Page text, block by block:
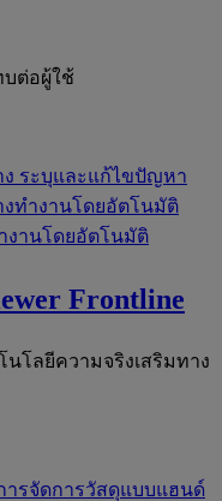
ต่อผู้ใช้
ระบุและแก้ไขปัญหา
ทำงานโดยอัตโนมัติ
งานโดยอัตโนมัติ
Frontline
โลยีความจริงเสริมทาง
ารจัดการวัสดุแบบแฮนด์